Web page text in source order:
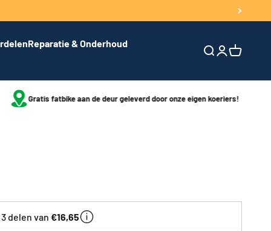
Reparatie & Onderhoud
Zoeken openen
Gratis haal en brengservice bij reparaties!
delen van €16,65